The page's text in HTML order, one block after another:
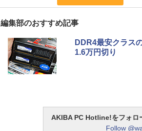
編集部のおすすめ記事
DDR4最安クラス
1.6万円切り
AKIBA PC Hotline!をフォロ
Follow